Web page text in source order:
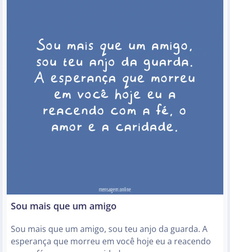
Sou mais que um amigo
Sou mais que um amigo, sou teu anjo da guarda. A
esperança que morreu em você hoje eu a reacendo